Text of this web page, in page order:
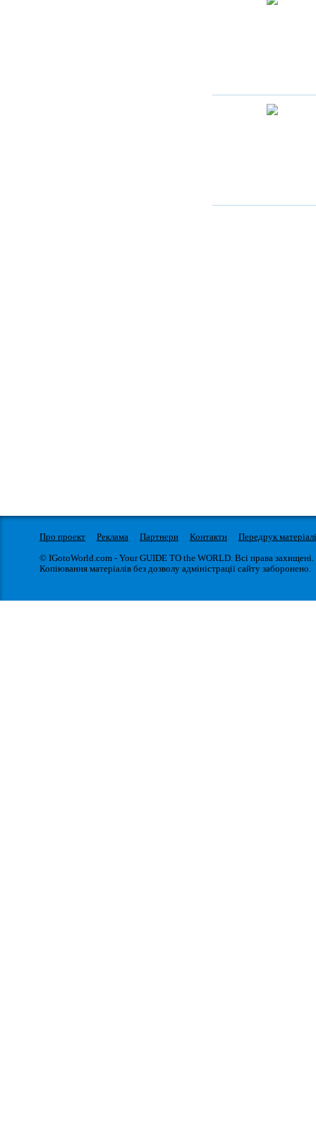
Про проект Реклама Партнери Контакти
Передрук
© IGotoWorld.com - Your GUIDE TO the WORLD. Всі права захищені.
Копіювання матеріалів без дозволу адміністрації сайту заборонено.